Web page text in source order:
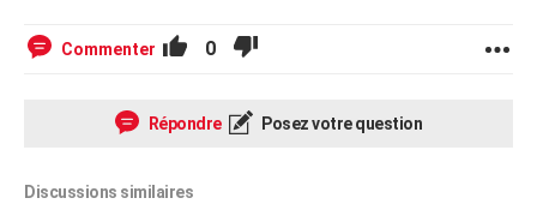
Commenter 0
Répondre Posez votre question
Discussions similaires